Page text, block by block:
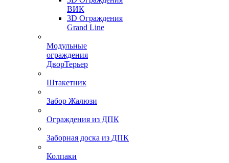
ВИК
3D Ограждения
Grand Line
Модульные
ограждения
ДворТерьер
Штакетник
Забор Жалюзи
Ограждения из ДПК
Заборная доска из ДПК
Колпаки